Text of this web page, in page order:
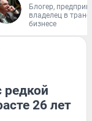
Блогер,
владелец в
бизнесе
редкой
26 лет